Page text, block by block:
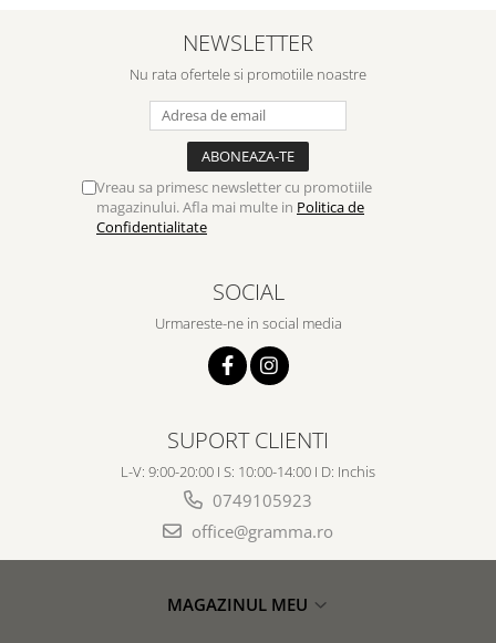
NEWSLETTER
Nu rata ofertele si promotiile noastre
Vreau sa primesc newsletter cu promotiile
magazinului. Afla mai multe in Politica de
Confidentialitate
SOCIAL
Urmareste-ne in social media
SUPORT CLIENTI
L-V: 9:00-20:00 I S: 10:00-14:00 I D: Inchis
0749105923
office@gramma.ro
MAGAZINUL MEU